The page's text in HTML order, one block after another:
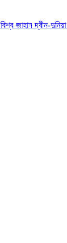
বিশ্ব জাহানদ্বীন-দুনিয়া